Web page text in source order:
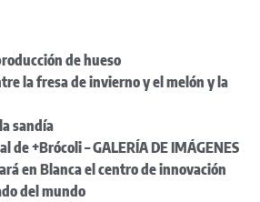
de hueso
la fresa de invierno y el melón y la
sandía
de +Brócoli – GALERÍA DE IMÁGENES
en Blanca el centro de innovación
del mundo